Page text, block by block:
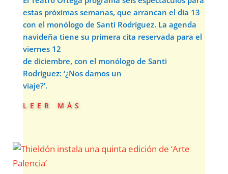
estas próximas semanas, que arrancan el día 13
con el monólogo de Santi Rodríguez. La agenda
navideña tiene su primera cita reservada para el
viernes 12
de diciembre, con el monólogo de Santi
Rodríguez: ‘¿Nos damos un
viaje?’.
leer más